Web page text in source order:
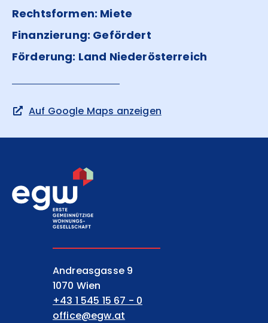
Rechtsformen: Miete
Finanzierung: Gefördert
Förderung: Land Niederösterreich
Auf Google Maps anzeigen
EGW Erste gemeinnützige
Andreasgasse 9
1070 Wien
+43 1 545 15 67 - 0
office@egw.at